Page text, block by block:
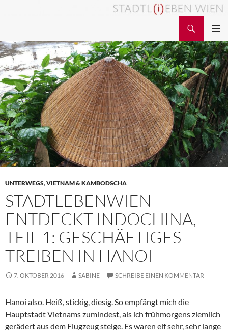
MENÜ
UNTERWEGS,VIETNAM & KAMBODSCHA
STADTLEBENWIEN
ENTDECKT INDOCHINA,
TEIL 1: GESCHÄFTIGES
TREIBEN IN HANOI
7. OKTOBER 2016 SABINE SCHREIBE EINEN KOMMENTAR
Hanoi also. Heiß, stickig, diesig. So empfängt mich die
Hauptstadt Vietnams zumindest, als ich frühmorgens ziemlich
gerädert aus dem Flugzeug steige. Es waren elf sehr, sehr lange